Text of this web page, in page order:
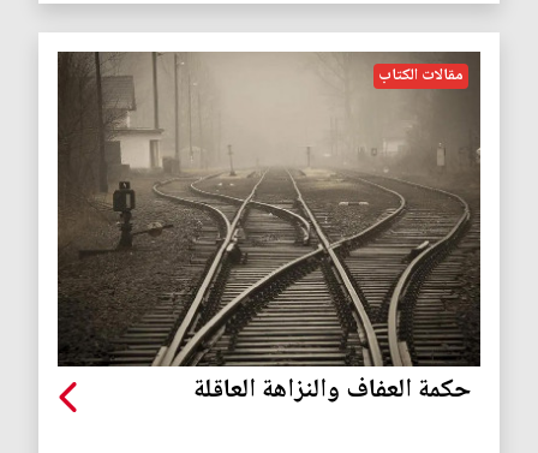
مقالات الكتاب
حكمة العفاف والنزاهة العاقلة